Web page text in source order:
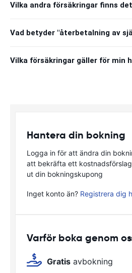
Vilka andra försäkringar finns
Vad betyder "återbetalning av
Vilka försäkringar gäller för min
Hantera din bokning
Logga in för att ändra din
att bekräfta ett
ut din bokningskupong
Inget konto än? Registrera dig
Varför boka genom
Gratis avbokning